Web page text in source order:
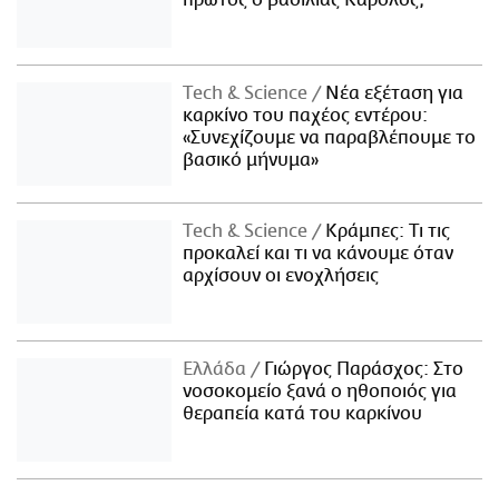
Τech & Science
Νέα εξέταση για
καρκίνο του παχέος εντέρου:
«Συνεχίζουμε να παραβλέπουμε το
βασικό μήνυμα»
Τech & Science
Κράμπες: Τι τις
προκαλεί και τι να κάνουμε όταν
αρχίσουν οι ενοχλήσεις
Ελλάδα
Γιώργος Παράσχος: Στο
νοσοκομείο ξανά ο ηθοποιός για
θεραπεία κατά του καρκίνου